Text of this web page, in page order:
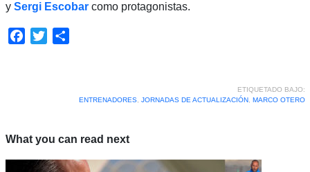
y Sergi Escobarcomo protagonistas.
Facebook
Twitter
ETIQUETADO BAJO:
ENTRENADORES, JORNADAS DE ACTUALIZACIÓN, MARCO OTERO
What you can read next